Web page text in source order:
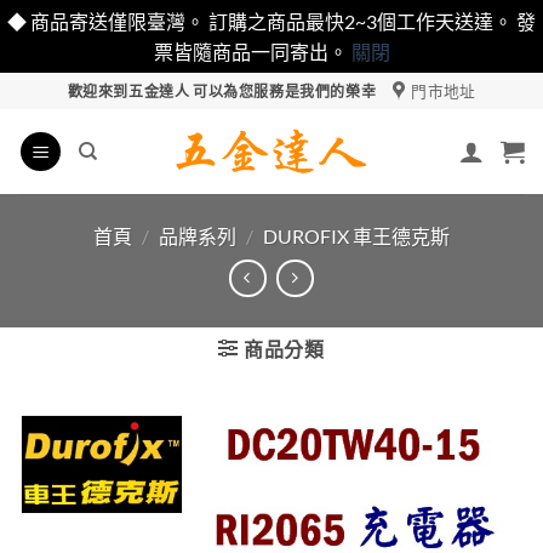
◆ 商品寄送僅限臺灣。 訂購之商品最快2~3個工作天送達。 發
票皆隨商品一同寄出。 關閉
content
歡迎來到五金達人 可以為您服務是我們的榮幸 門市地址
首頁 / 品牌系列 / DUROFIX 車王德克斯
商品分類